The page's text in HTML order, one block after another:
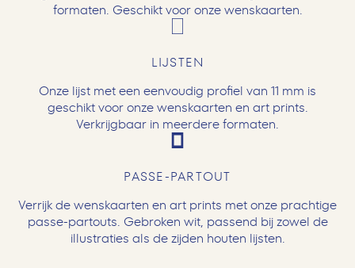
formaten. Geschikt voor onze wenskaarten.
LIJSTEN
Onze lijst met een eenvoudig profiel van 11 mm is
geschikt voor onze wenskaarten en art prints.
Verkrijgbaar in meerdere formaten.
PASSE-PARTOUT
Verrijk de wenskaarten en art prints met onze prachtige
passe-partouts. Gebroken wit, passend bij zowel de
illustraties als de zijden houten lijsten.